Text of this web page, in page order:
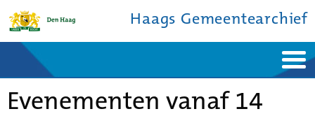
Haags Gemeentearchief
Nieuws
Ontdek de stad
De studiezaal
Evenementen vanaf 14